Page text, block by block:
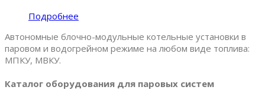
Подробнее
Автономные блочно-модульные котельные установки в
паровом и водогрейном режиме на любом виде топлива:
МПКУ, МВКУ.
Каталог оборудования для паровых систем